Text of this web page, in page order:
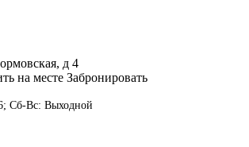
д 4
на месте Забронировать
Сб-Вс: Выходной